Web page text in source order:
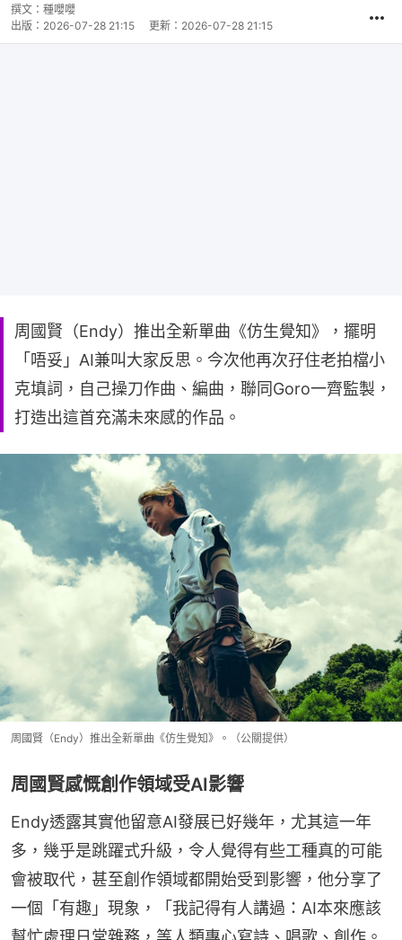
撰文： 種嚶嚶
出版： 2026-07-28 21:15 更新： 2026-07-28 21:15
周國賢（Endy）推出全新單曲《仿生覺知》，擺明
「唔妥」AI兼叫大家反思。今次他再次孖住老拍檔小
克填詞，自己操刀作曲、編曲，聯同Goro一齊監製，
打造出這首充滿未來感的作品。
周國賢（Endy）推出全新單曲《仿生覺知》。（公關提供）
周國賢感慨創作領域受AI影響
Endy透露其實他留意AI發展已好幾年，尤其這一年
多，幾乎是跳躍式升級，令人覺得有些工種真的可能
會被取代，甚至創作領域都開始受到影響，他分享了
一個「有趣」現象，「我記得有人講過：AI本來應該